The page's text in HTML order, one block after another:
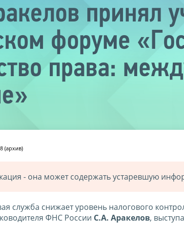
принял
форуме
права:
(архив)
- она может содержать устаревшую
служба снижает уровень налогового
ФНС России С.А. Аракелов,